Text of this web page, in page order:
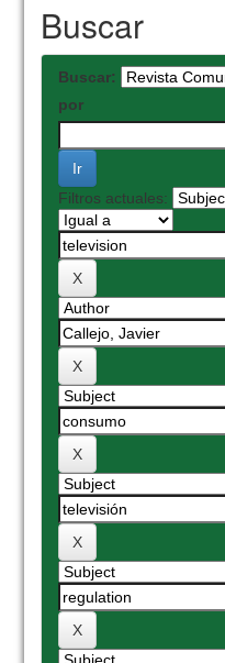
Buscar
Buscar:
por
Filtros actuales: